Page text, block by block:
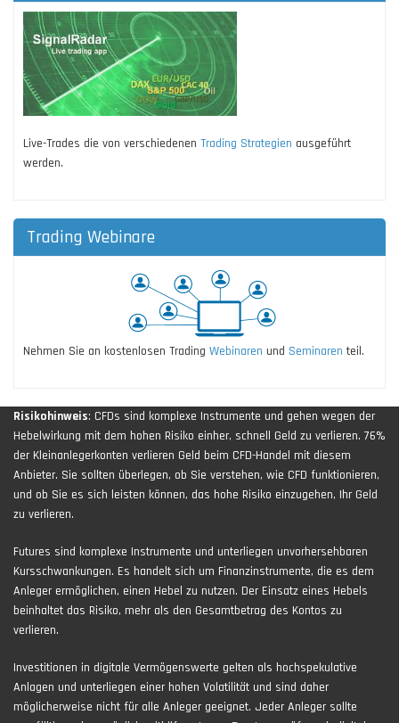
Live-Trades die von verschiedenen Trading Strategien ausgeführt
werden.
Trading Webinare
Nehmen Sie an kostenlosen Trading Webinaren und Seminaren teil.
Risikohinweis: CFDs sind komplexe Instrumente und gehen wegen der
Hebelwirkung mit dem hohen Risiko einher, schnell Geld zu verlieren. 76%
der Kleinanlegerkonten verlieren Geld beim CFD-Handel mit diesem
Anbieter. Sie sollten überlegen, ob Sie verstehen, wie CFD funktionieren,
und ob Sie es sich leisten können, das hohe Risiko einzugehen, Ihr Geld
zu verlieren.
Futures sind komplexe Instrumente und unterliegen unvorhersehbaren
Kursschwankungen. Es handelt sich um Finanzinstrumente, die es dem
Anleger ermöglichen, einen Hebel zu nutzen. Der Einsatz eines Hebels
beinhaltet das Risiko, mehr als den Gesamtbetrag des Kontos zu
verlieren.
Investitionen in digitale Vermögenswerte gelten als hochspekulative
Anlagen und unterliegen einer hohen Volatilität und sind daher
möglicherweise nicht für alle Anleger geeignet. Jeder Anleger sollte